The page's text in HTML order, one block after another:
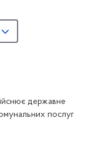
державне
послуг